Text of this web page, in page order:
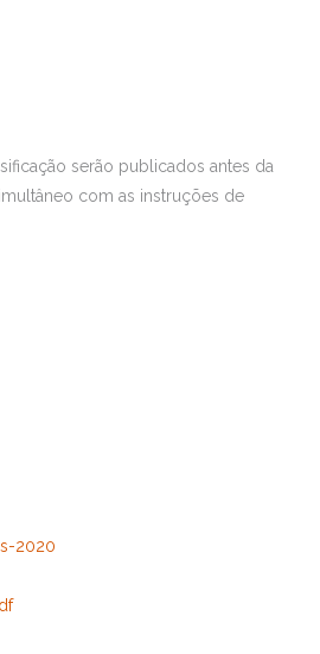
serão publicados antes da
com as instruções de
2020